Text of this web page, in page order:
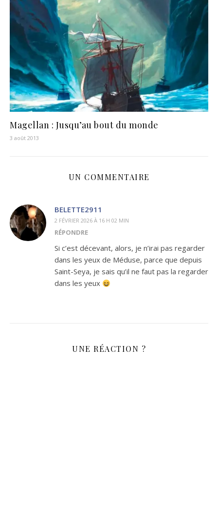
Magellan : Jusqu’au bout du monde
3 août 2013
UN COMMENTAIRE
BELETTE2911
2 FÉVRIER 2026 À 16 H 02 MIN
RÉPONDRE
Si c’est décevant, alors, je n’irai pas regarder
dans les yeux de Méduse, parce que depuis
Saint-Seya, je sais qu’il ne faut pas la regarder
dans les yeux
UNE RÉACTION ?